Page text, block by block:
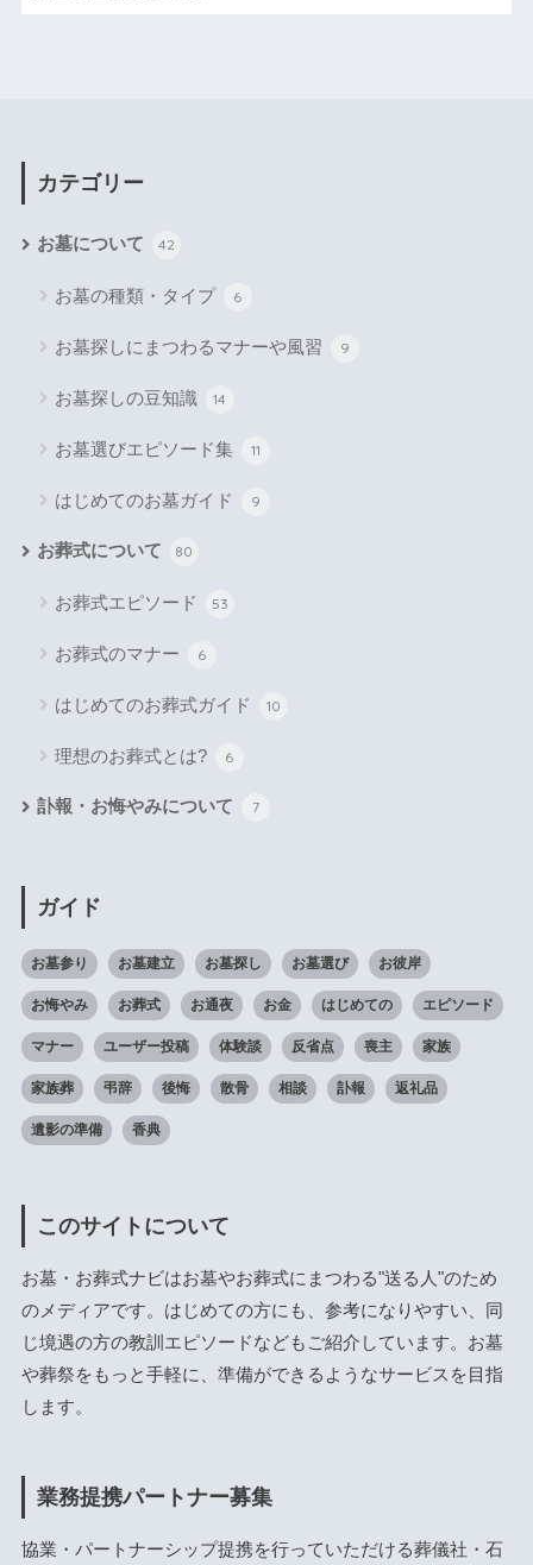
カテゴリー
お墓について 42
お墓の種類・タイプ 6
お墓探しにまつわるマナーや風習 9
お墓探しの豆知識 14
お墓選びエピソード集 11
はじめてのお墓ガイド 9
お葬式について 80
お葬式エピソード 53
お葬式のマナー 6
はじめてのお葬式ガイド 10
理想のお葬式とは? 6
訃報・お悔やみについて 7
ガイド
お墓参り お墓建立 お墓探し お墓選び お彼岸
お悔やみ お葬式 お通夜 お金 はじめての エピソード
マナー ユーザー投稿 体験談 反省点 喪主 家族
家族葬 弔辞 後悔 散骨 相談 訃報 返礼品
遺影の準備 香典
このサイトについて
お墓・お葬式ナビはお墓やお葬式にまつわる"送る人"のため
のメディアです。はじめての方にも、参考になりやすい、同
じ境遇の方の教訓エピソードなどもご紹介しています。お墓
や葬祭をもっと手軽に、準備ができるようなサービスを目指
します。
業務提携パートナー募集
協業・パートナーシップ提携を行っていただける葬儀社・石